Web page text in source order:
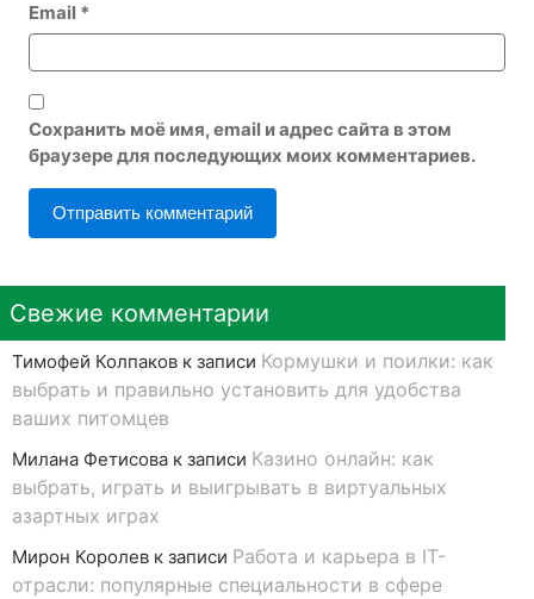
Email *
Сохранить моё имя, email и адрес сайта в этом
браузере для последующих моих комментариев.
Свежие комментарии
Тимофей Колпаков к записи Кормушки и поилки: как
выбрать и правильно установить для удобства
ваших питомцев
Милана Фетисова к записи Казино онлайн: как
выбрать, играть и выигрывать в виртуальных
азартных играх
Мирон Королев к записи Работа и карьера в IT-
отрасли: популярные специальности в сфере